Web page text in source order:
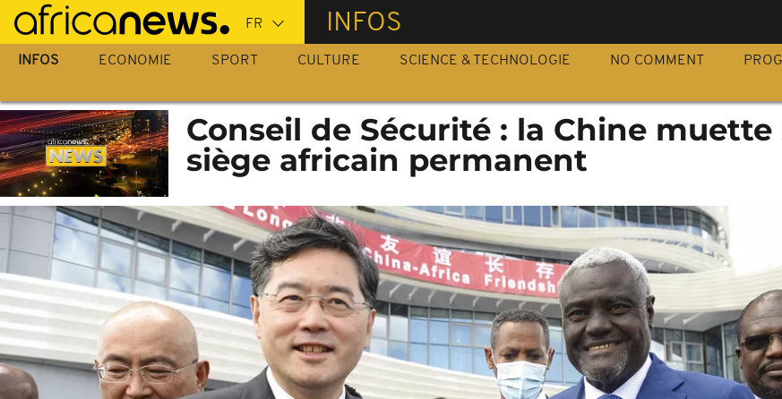
Passer
au
contenu
INFOS
INFOS ECONOMIE SPORT CULTURE SCIENCE & TECHNOLOGIE NO COMMENT
Conseil de Sécurité : la Chine muette
siège africain permanent